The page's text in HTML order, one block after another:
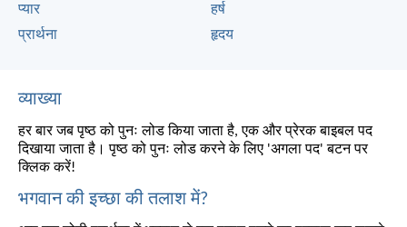
प्यार
प्रार्थना
हर्ष
हृदय
व्याख्या
हर बार जब पृष्ठ को पुनः लोड किया जाता है, एक और प्रेरक बाइबल पद
दिखाया जाता है। पृष्ठ को पुनः लोड करने के लिए 'अगला पद' बटन पर
क्लिक करें!
भगवान की इच्छा की तलाश में?